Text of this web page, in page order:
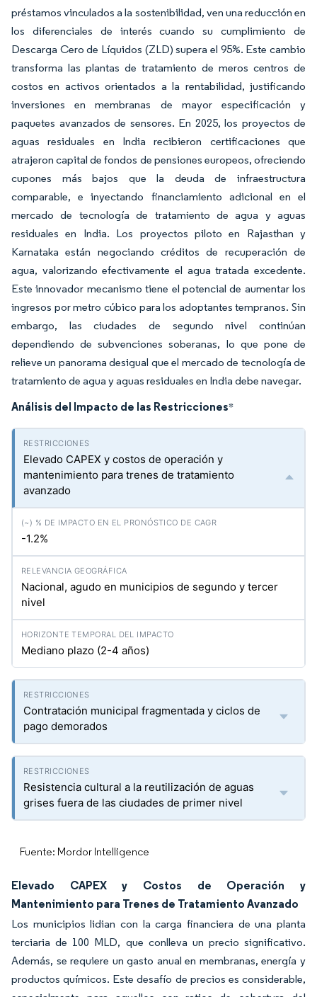
préstamos vinculados a la sostenibilidad, ven una reducción en
los diferenciales de interés cuando su cumplimiento de
Descarga Cero de Líquidos (ZLD) supera el 95%. Este cambio
transforma las plantas de tratamiento de meros centros de
costos en activos orientados a la rentabilidad, justificando
inversiones en membranas de mayor especificación y
paquetes avanzados de sensores. En 2025, los proyectos de
aguas residuales en India recibieron certificaciones que
atrajeron capital de fondos de pensiones europeos, ofreciendo
cupones más bajos que la deuda de infraestructura
comparable, e inyectando financiamiento adicional en el
mercado de tecnología de tratamiento de agua y aguas
residuales en India. Los proyectos piloto en Rajasthan y
Karnataka están negociando créditos de recuperación de
agua, valorizando efectivamente el agua tratada excedente.
Este innovador mecanismo tiene el potencial de aumentar los
ingresos por metro cúbico para los adoptantes tempranos. Sin
embargo, las ciudades de segundo nivel continúan
dependiendo de subvenciones soberanas, lo que pone de
relieve un panorama desigual que el mercado de tecnología de
tratamiento de agua y aguas residuales en India debe navegar.
Análisis del Impacto de las Restricciones*
Elevado CAPEX y costos de operación y
mantenimiento para trenes de tratamiento
avanzado
-1.2%
Nacional, agudo en municipios de segundo y tercer
nivel
Mediano plazo (2-4 años)
Contratación municipal fragmentada y ciclos de
pago demorados
Resistencia cultural a la reutilización de aguas
grises fuera de las ciudades de primer nivel
Fuente: Mordor Intelligence
Elevado CAPEX y Costos de Operación y
Mantenimiento para Trenes de Tratamiento Avanzado
Los municipios lidian con la carga financiera de una planta
terciaria de 100 MLD, que conlleva un precio significativo.
Además, se requiere un gasto anual en membranas, energía y
productos químicos. Este desafío de precios es considerable,